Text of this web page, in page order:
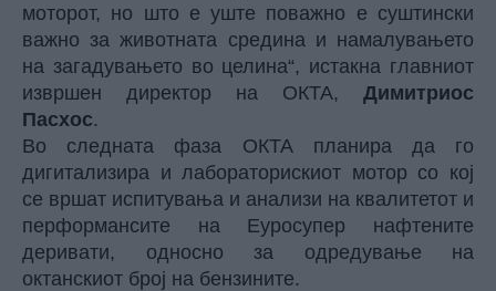
моторот, но што е уште поважно е суштински
важно за животната средина и намалувањето
на загадувањето во целина“, истакна главниот
извршен директор на ОКТА,
Димитриос
Пасхос.
Во следната фаза ОКТА планира да го
дигитализира и лабораторискиот мотор со кој
се вршат испитувања и анализи на квалитетот и
перформансите на Еуросупер нафтените
деривати, односно за одредување на
октанскиот број на бензините.